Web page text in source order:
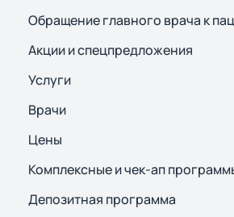
Обращение главного врача к
Акции и спецпредложения
Услуги
Врачи
Цены
Комплексные и чек-ап
Депозитная программа